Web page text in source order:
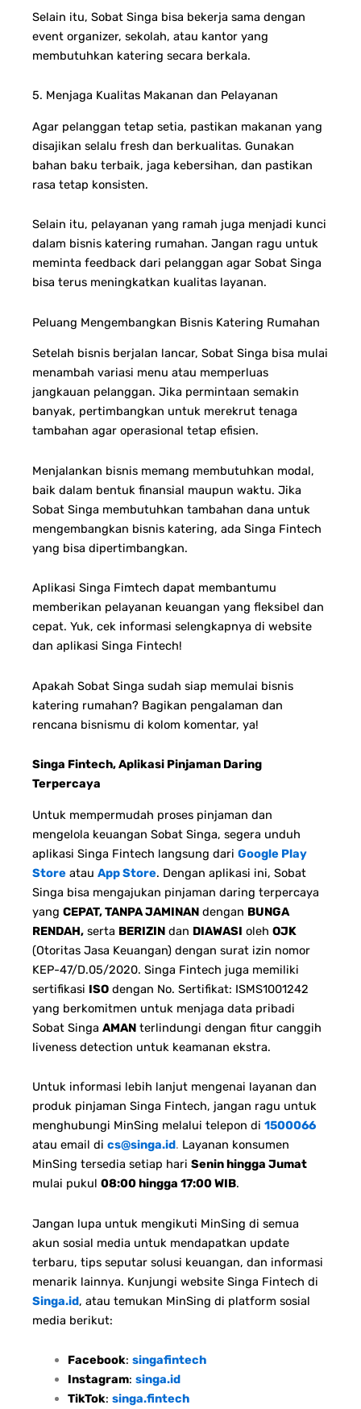
Selain itu, Sobat Singa bisa bekerja sama dengan
event organizer, sekolah, atau kantor yang
membutuhkan katering secara berkala.
5. Menjaga Kualitas Makanan dan Pelayanan
Agar pelanggan tetap setia, pastikan makanan yang
disajikan selalu fresh dan berkualitas. Gunakan
bahan baku terbaik, jaga kebersihan, dan pastikan
rasa tetap konsisten.
Selain itu, pelayanan yang ramah juga menjadi kunci
dalam bisnis katering rumahan. Jangan ragu untuk
meminta feedback dari pelanggan agar Sobat Singa
bisa terus meningkatkan kualitas layanan.
Peluang Mengembangkan Bisnis Katering Rumahan
Setelah bisnis berjalan lancar, Sobat Singa bisa mulai
menambah variasi menu atau memperluas
jangkauan pelanggan. Jika permintaan semakin
banyak, pertimbangkan untuk merekrut tenaga
tambahan agar operasional tetap efisien.
Menjalankan bisnis memang membutuhkan modal,
baik dalam bentuk finansial maupun waktu. Jika
Sobat Singa membutuhkan tambahan dana untuk
mengembangkan bisnis katering, ada Singa Fintech
yang bisa dipertimbangkan.
Aplikasi Singa Fimtech dapat membantumu
memberikan pelayanan keuangan yang fleksibel dan
cepat. Yuk, cek informasi selengkapnya di website
dan aplikasi Singa Fintech!
Apakah Sobat Singa sudah siap memulai bisnis
katering rumahan? Bagikan pengalaman dan
rencana bisnismu di kolom komentar, ya!
Singa Fintech, Aplikasi Pinjaman Daring
Terpercaya
Untuk mempermudah proses pinjaman dan
mengelola keuangan Sobat Singa, segera unduh
aplikasi Singa Fintech langsung dari Google Play
Store atau App Store. Dengan aplikasi ini, Sobat
Singa bisa mengajukan pinjaman daring terpercaya
yang CEPAT, TANPA JAMINAN dengan BUNGA
RENDAH, serta BERIZIN dan DIAWASI oleh OJK
(Otoritas Jasa Keuangan) dengan surat izin nomor
KEP-47/D.05/2020. Singa Fintech juga memiliki
sertifikasi ISO dengan No. Sertifikat: ISMS1001242
yang berkomitmen untuk menjaga data pribadi
Sobat Singa AMAN terlindungi dengan fitur canggih
liveness detection untuk keamanan ekstra.
Untuk informasi lebih lanjut mengenai layanan dan
produk pinjaman Singa Fintech, jangan ragu untuk
menghubungi MinSing melalui telepon di 1500066
atau email di cs@singa.id. Layanan konsumen
MinSing tersedia setiap hari Senin hingga Jumat
mulai pukul 08:00 hingga 17:00 WIB.
Jangan lupa untuk mengikuti MinSing di semua
akun sosial media untuk mendapatkan update
terbaru, tips seputar solusi keuangan, dan informasi
menarik lainnya. Kunjungi website Singa Fintech di
Singa.id, atau temukan MinSing di platform sosial
media berikut:
Facebook: singafintech
Instagram: singa.id
TikTok: singa.fintech